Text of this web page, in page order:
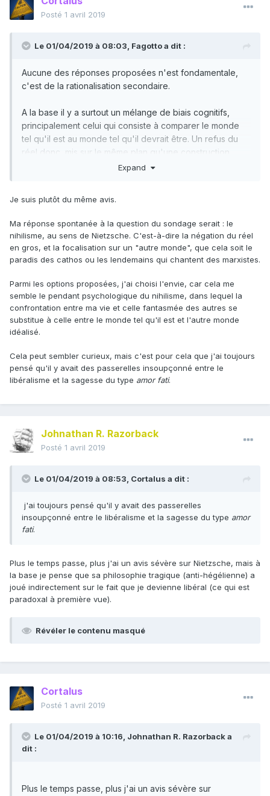
Posté 1 avril 2019
Le 01/04/2019 à 08:03, Fagottoa dit :
Aucune des réponses proposées n'est fondamentale,
c'est de la rationalisation secondaire.
A la base il y a surtout un mélange de biais cognitifs,
principalement celui qui consiste à comparer le monde
tel qu'il est au monde tel qu'il devrait être. Un refus du
réel donc, mis sur le même plan qu'une construction
Expand
Je suis plutôt du même avis.
Ma réponse spontanée à la question du sondage serait : le
nihilisme, au sens de Nietzsche. C'est-à-dire la négation du réel
en gros, et la focalisation sur un "autre monde", que cela soit le
paradis des cathos ou les lendemains qui chantent des marxistes.
Parmi les options proposées, j'ai choisi l'envie, car cela me
semble le pendant psychologique du nihilisme, dans lequel la
confrontation entre ma vie et celle fantasmée des autres se
substitue à celle entre le monde tel qu'il est et l'autre monde
idéalisé.
Cela peut sembler curieux, mais c'est pour cela que j'ai toujours
pensé qu'il y avait des passerelles insoupçonné entre le
libéralisme et la sagesse du type amor fati.
Johnathan R. Razorback
Posté 1 avril 2019
Le 01/04/2019 à 08:53, Cortalus a dit :
j'ai toujours pensé qu'il y avait des passerelles
insoupçonné entre le libéralisme et la sagesse du type amor
fati.
Plus le temps passe, plus j'ai un avis sévère sur Nietzsche, mais à
la base je pense que sa philosophie tragique (anti-hégélienne) a
joué indirectement sur le fait que je devienne libéral (ce qui est
paradoxal à première vue).
Révéler le contenu masqué
Cortalus
Posté 1 avril 2019
Le 01/04/2019 à 10:16, Johnathan R. Razorbacka
dit :
Plus le temps passe, plus j'ai un avis sévère sur